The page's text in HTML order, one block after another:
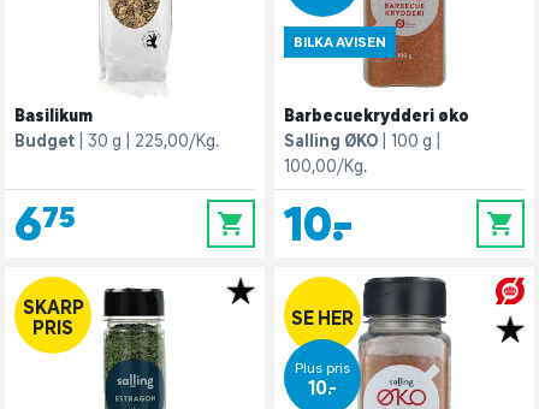
Basilikum
Budget
30 g 225,00/Kg.
6,75 0
BILKA AVISEN
Barbecuekrydderi øko
Salling ØKO
100 g
100,00/Kg.
10,- 0
SKARP
PRIS
SE HER
Plus pris
10,-